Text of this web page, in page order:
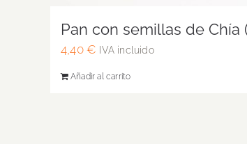
Pan con semillas de Chía
4,40 € IVA incluido
Añadir al carrito